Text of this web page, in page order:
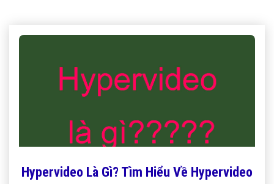
Hypervideo Là Gì? Tìm Hiểu Về Hypervideo